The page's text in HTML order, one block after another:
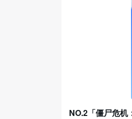
NO.2「僵尸危机